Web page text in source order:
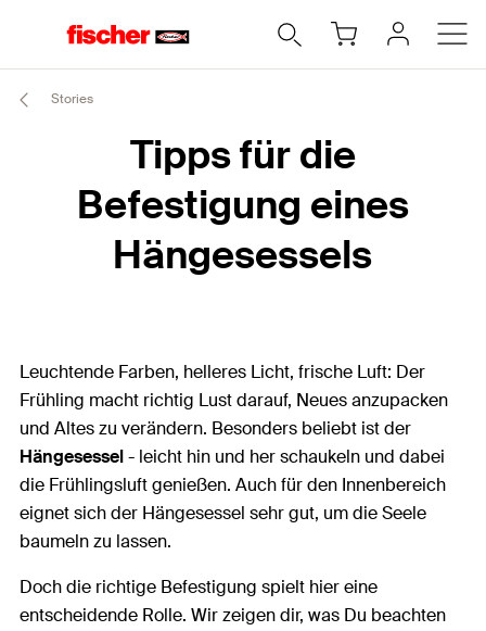
Stories
Tipps für die
Befestigung eines
Hängesessels
Leuchtende Farben, helleres Licht, frische Luft: Der
Frühling macht richtig Lust darauf, Neues anzupacken
und Altes zu verändern. Besonders beliebt ist der
Hängesessel- leicht hin und her schaukeln und dabei
die Frühlingsluft genießen. Auch für den Innenbereich
eignet sich der Hängesessel sehr gut, um die Seele
baumeln zu lassen.
Doch die richtige Befestigung spielt hier eine
entscheidende Rolle. Wir zeigen dir, was Du beachten